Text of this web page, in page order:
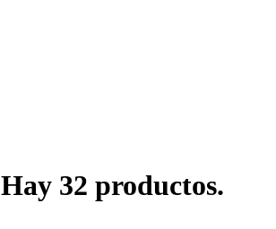
Hay 32 productos.